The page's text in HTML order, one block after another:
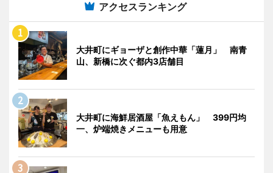
アクセスランキング
大井町にギョーザと創作中華「蓮月」 南青
山、新橋に次ぐ都内3店舗目
大井町に海鮮居酒屋「魚えもん」 399円均
一、炉端焼きメニューも用意